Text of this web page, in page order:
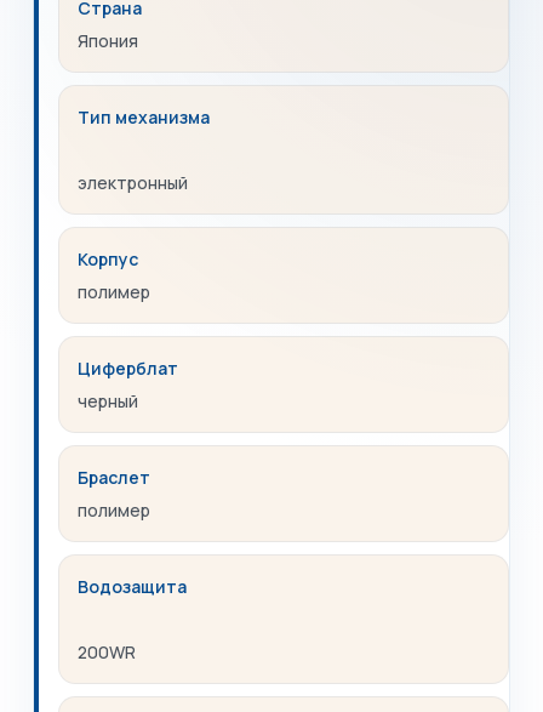
Страна
Япония
Тип механизма
электронный
Корпус
полимер
Циферблат
черный
Браслет
полимер
Водозащита
200WR